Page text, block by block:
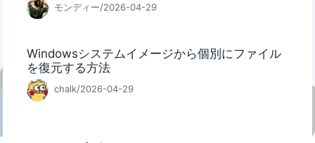
モンディー/2026-04-29
Windowsシステムイメージから個別にファイル
を復元する方法
chalk/2026-04-29